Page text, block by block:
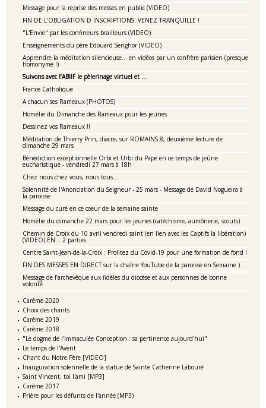
Message pour la reprise des messes en public (VIDEO)
FIN DE L'OBLIGATION D INSCRIPTIONS. VENEZ TRANQUILLE !
"L'Envie" par les confineurs brailleurs (VIDEO)
Enseignements du père Edouard Senghor (VIDEO)
Apprendre la méditation silencieuse... en vidéos par un confrère parisien (presque
homonyme !)
Suivons avec l’ABIIF le pèlerinage virtuel et ...
France Catholique
A chacun ses Rameaux (PHOTOS)
Homélie du Dimanche des Rameaux pour les jeunes
Dessinez vos Rameaux !!
Méditation de Thierry Prin, diacre, sur ROMAINS 8, deuxième lecture de
dimanche 29 mars
Bénédiction exceptionnelle Orbi et Urbi du Pape en ce temps de jeûne
eucharistique - vendredi 27 mars à 18h
Chez nous chez vous, nous tous...
Solennité de l'Anonciation du Seigneur - 25 mars - Message de David Nogueira à
la paroisse
Message du curé en ce coeur de la semaine sainte
Homélie du dimanche 22 mars pour les jeunes (catéchisme, aumônerie, scouts)
Chemin de Croix du 10 avril vendredi saint (en lien avec les Captifs la libération)
(VIDEO) EN... 2 parties
Centre Saint-Jean-de-la-Croix : Profitez du Covid-19 pour une formation de fond !
FIN DES MESSES EN DIRECT sur la chaîne YouTube de la paroisse en Semaine )
Message de l’archevêque aux fidèles du diocèse et aux personnes de bonne
volonté
Carême 2020
Choix des chants
Carême 2019
Carême 2018
"Le dogme de l'Immaculée Conception : sa pertinence aujourd'hui"
Le temps de l'Avent
Chant du Notre Père [VIDEO]
Inauguration solennelle de la statue de Sainte Catherine Labouré
Saint Vincent, toi l'ami [MP3]
Carême 2017
Prière pour les défunts de l'année (MP3)